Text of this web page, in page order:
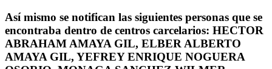
Así mismo se notifican las siguientes personas que se
encontraba dentro de centros carcelarios: HECTOR
ABRAHAM AMAYA GIL, ELBER ALBERTO
AMAYA GIL, YEFREY ENRIQUE NOGUERA